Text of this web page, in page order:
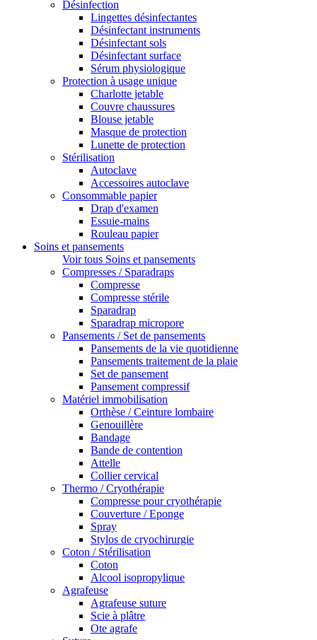
Désinfection
Lingettes désinfectantes
Désinfectant instruments
Désinfectant sols
Désinfectant surface
Sérum physiologique
Protection à usage unique
Charlotte jetable
Couvre chaussures
Blouse jetable
Masque de protection
Lunette de protection
Stérilisation
Autoclave
Accessoires autoclave
Consommable papier
Drap d'examen
Essuie-mains
Rouleau papier
Soins et pansements
Voir tous Soins et pansements
Compresses / Sparadraps
Compresse
Compresse stérile
Sparadrap
Sparadrap micropore
Pansements / Set de pansements
Pansements de la vie quotidienne
Pansements traitement de la plaie
Set de pansement
Pansement compressif
Matériel immobilisation
Orthèse / Ceinture lombaire
Genouillère
Bandage
Bande de contention
Attelle
Collier cervical
Thermo / Cryothérapie
Compresse pour cryothérapie
Couverture / Eponge
Spray
Stylos de cryochirurgie
Coton / Stérilisation
Coton
Alcool isopropylique
Agrafeuse
Agrafeuse suture
Scie à plâtre
Ote agrafe